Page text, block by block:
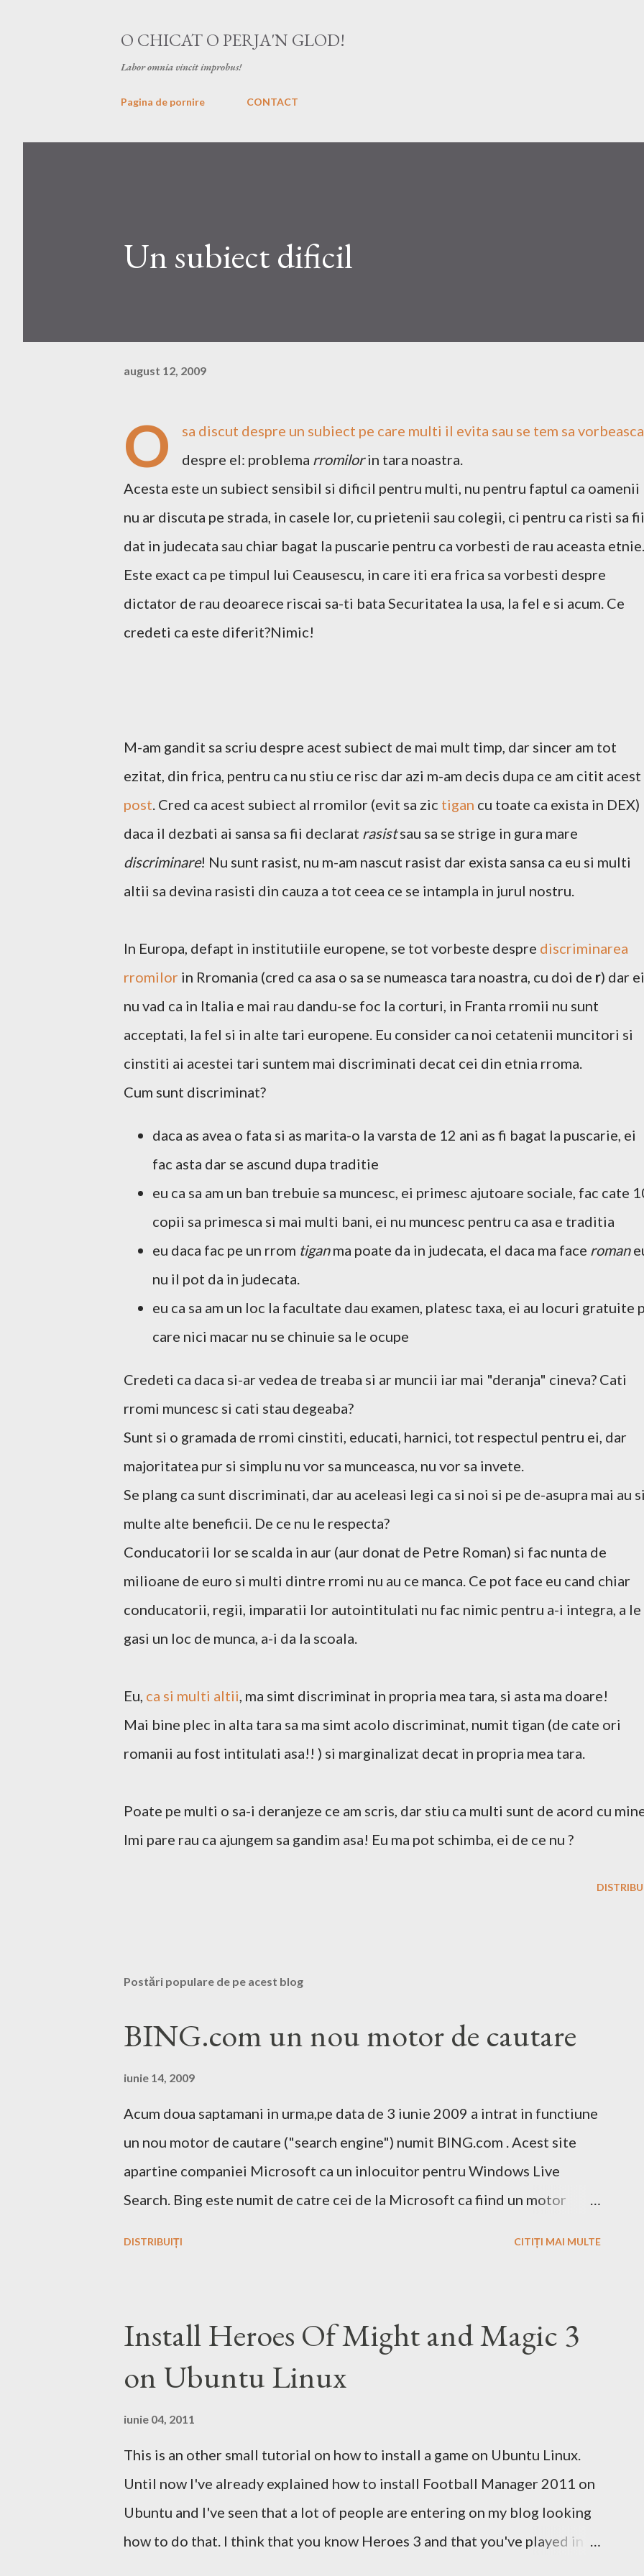
O CHICAT O PERJA'N GLOD!
Labor omnia vincit improbus!
Pagina de pornire CONTACT
Un subiect dificil
august 12, 2009
O
sa discut despre un subiect pe care multi il evita sau se tem sa vorbeasca
despre el: problema rromilorin tara noastra.
Acesta este un subiect sensibil si dificil pentru multi, nu pentru faptul ca oamenii
nu ar discuta pe strada, in casele lor, cu prietenii sau colegii, ci pentru ca risti sa fii
dat in judecata sau chiar bagat la puscarie pentru ca vorbesti de rau aceasta etnie.
Este exact ca pe timpul lui Ceausescu, in care iti era frica sa vorbesti despre
dictator de rau deoarece riscai sa-ti bata Securitatea la usa, la fel e si acum. Ce
credeti ca este diferit?Nimic!
M-am gandit sa scriu despre acest subiect de mai mult timp, dar sincer am tot
ezitat, din frica, pentru ca nu stiu ce risc dar azi m-am decis dupa ce am citit acest
post. Cred ca acest subiect al rromilor (evit sa zic tigan cu toate ca exista in DEX)
daca il dezbati ai sansa sa fii declarat rasistsau sa se strige in gura mare
discriminare! Nu sunt rasist, nu m-am nascut rasist dar exista sansa ca eu si multi
altii sa devina rasisti din cauza a tot ceea ce se intampla in jurul nostru.
In Europa, defapt in institutiile europene, se tot vorbeste despre discriminarea
rromilor in Rromania (cred ca asa o sa se numeasca tara noastra, cu doi de r) dar ei
nu vad ca in Italia e mai rau dandu-se foc la corturi, in Franta rromii nu sunt
acceptati, la fel si in alte tari europene. Eu consider ca noi cetatenii muncitori si
cinstiti ai acestei tari suntem mai discriminati decat cei din etnia rroma.
Cum sunt discriminat?
daca as avea o fata si as marita-o la varsta de 12 ani as fi bagat la puscarie, ei
fac asta dar se ascund dupa traditie
eu ca sa am un ban trebuie sa muncesc, ei primesc ajutoare sociale, fac cate
copii sa primesca si mai multi bani, ei nu muncesc pentru ca asa e traditia
eu daca fac pe un rrom tiganma poate da in judecata, el daca ma face roman
nu il pot da in judecata.
eu ca sa am un loc la facultate dau examen, platesc taxa, ei au locuri gratuite
care nici macar nu se chinuie sa le ocupe
Credeti ca daca si-ar vedea de treaba si ar muncii iar mai "deranja" cineva? Cati
rromi muncesc si cati stau degeaba?
Sunt si o gramada de rromi cinstiti, educati, harnici, tot respectul pentru ei, dar
majoritatea pur si simplu nu vor sa munceasca, nu vor sa invete.
Se plang ca sunt discriminati, dar au aceleasi legi ca si noi si pe de-asupra mai au
multe alte beneficii. De ce nu le respecta?
Conducatorii lor se scalda in aur (aur donat de Petre Roman) si fac nunta de
milioane de euro si multi dintre rromi nu au ce manca. Ce pot face eu cand chiar
conducatorii, regii, imparatii lor autointitulati nu fac nimic pentru a-i integra, a le
gasi un loc de munca, a-i da la scoala.
Eu, ca si multi altii, ma simt discriminat in propria mea tara, si asta ma doare!
Mai bine plec in alta tara sa ma simt acolo discriminat, numit tigan (de cate ori
romanii au fost intitulati asa!! ) si marginalizat decat in propria mea tara.
Poate pe multi o sa-i deranjeze ce am scris, dar stiu ca multi sunt de acord cu
Imi pare rau ca ajungem sa gandim asa! Eu ma pot schimba, ei de ce nu ?
Postări populare de pe acest blog
BING.com un nou motor de cautare
iunie 14, 2009
Acum doua saptamani in urma,pe data de 3 iunie 2009 a intrat in functiune
un nou motor de cautare ("search engine") numit BING.com . Acest site
apartine companiei Microsoft ca un inlocuitor pentru Windows Live
Search. Bing este numit de catre cei de la Microsoft ca fiind un motor
Ramane la decizia voastra ce motor de cautare sa folositi!
DISTRIBUIȚI CITIȚI MAI MULTE
Install Heroes Of Might and Magic 3
on Ubuntu Linux
iunie 04, 2011
This is an other small tutorial on how to install a game on Ubuntu Linux.
Until now I've already explained how to install Football Manager 2011 on
Ubuntu and I've seen that a lot of people are entering on my blog looking
how to do that. I think that you know Heroes 3 and that you've played in